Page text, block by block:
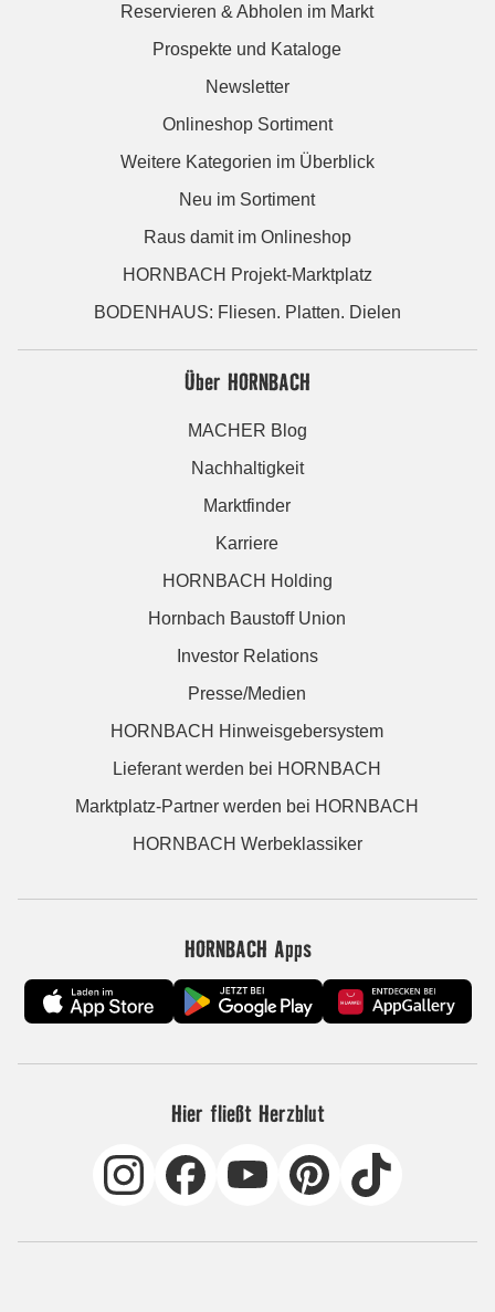
Reservieren & Abholen im Markt
Prospekte und Kataloge
Newsletter
Onlineshop Sortiment
Weitere Kategorien im Überblick
Neu im Sortiment
Raus damit im Onlineshop
HORNBACH Projekt-Marktplatz
BODENHAUS: Fliesen. Platten. Dielen
Über HORNBACH
MACHER Blog
Nachhaltigkeit
Marktfinder
Karriere
HORNBACH Holding
Hornbach Baustoff Union
Investor Relations
Presse/Medien
HORNBACH Hinweisgebersystem
Lieferant werden bei HORNBACH
Marktplatz-Partner werden bei HORNBACH
HORNBACH Werbeklassiker
HORNBACH Apps
Hier fließt Herzblut